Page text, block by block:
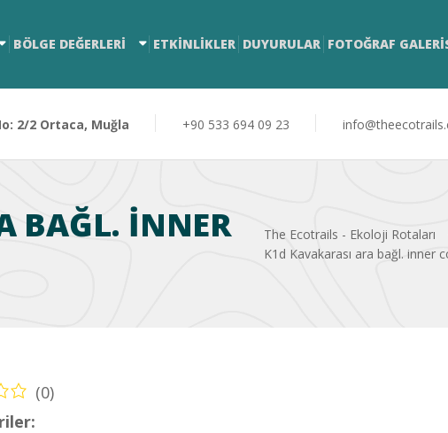
BÖLGE DEĞERLERİ ETKİNLİKLER DUYURULAR FOTOĞRAF
2/2 Ortaca, Muğla +90 533 694 09 23
BAĞL. INNER
The Ecotrails - Ekoloji Rotaları
K1d Kavakarası ara bağl. inner
(0)